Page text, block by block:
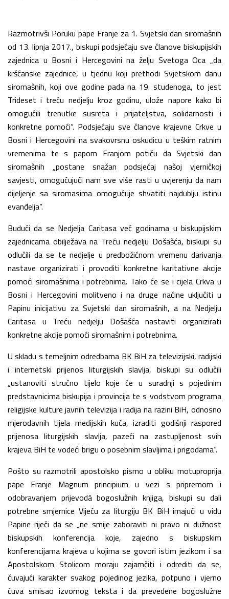
Razmotrivši Poruku pape Franje za 1. Svjetski dan siromašnih
od 13. lipnja 2017., biskupi podsjećaju sve članove biskupijskih
zajednica u Bosni i Hercegovini na želju Svetoga Oca „da
kršćanske zajednice, u tjednu koji prethodi Svjetskom danu
siromašnih, koji ove godine pada na 19. studenoga, to jest
Trideset i treću nedjelju kroz godinu, ulože napore kako bi
omogućili trenutke susreta i prijateljstva, solidarnosti i
konkretne pomoći“. Podsjećaju sve članove krajevne Crkve u
Bosni i Hercegovini na svakovrsnu oskudicu u teškim ratnim
vremenima te s papom Franjom potiču da Svjetski dan
siromašnih „postane snažan podsjećaj našoj vjerničkoj
savjesti, omogućujući nam sve više rasti u uvjerenju da nam
dijeljenje sa siromasima omogućuje shvatiti najdublju istinu
evanđelja“.
Budući da se Nedjelja Caritasa već godinama u biskupijskim
zajednicama obilježava na Treću nedjelju Došašća, biskupi su
odlučili da se te nedjelje u predbožićnom vremenu darivanja
nastave organizirati i provoditi konkretne karitativne akcije
pomoći siromašnima i potrebnima. Tako će se i cijela Crkva u
Bosni i Hercegovini molitveno i na druge načine uključiti u
Papinu inicijativu za Svjetski dan siromašnih, a na Nedjelju
Caritasa u Treću nedjelju Došašća nastaviti organizirati
konkretne akcije pomoći siromašnim i potrebnima.
U skladu s temeljnim odredbama BK BiH za televizijski, radijski
i internetski prijenos liturgijskih slavlja, biskupi su odlučili
„ustanoviti stručno tijelo koje će u suradnji s pojedinim
predstavnicima biskupija i provincija te s vodstvom programa
religijske kulture javnih televizija i radija na razini BiH, odnosno
mjerodavnih tijela medijskih kuća, izraditi godišnji raspored
prijenosa liturgijskih slavlja, pazeći na zastupljenost svih
krajeva BiH te vodeći brigu o posebnim slavljima i prigodama“.
Pošto su razmotrili apostolsko pismo u obliku motuproprija
pape Franje Magnum principium u vezi s pripremom i
odobravanjem prijevodâ bogoslužnih knjiga, biskupi su dali
potrebne smjernice Vijeću za liturgiju BK BiH imajući u vidu
Papine riječi da se „ne smije zaboraviti ni pravo ni dužnost
biskupskih konferencija koje, zajedno s biskupskim
konferencijama krajeva u kojima se govori istim jezikom i sa
Apostolskom Stolicom moraju zajamčiti i odrediti da se,
čuvajući karakter svakog pojedinog jezika, potpuno i vjerno
čuva smisao izvornog teksta i da prevedene bogoslužne